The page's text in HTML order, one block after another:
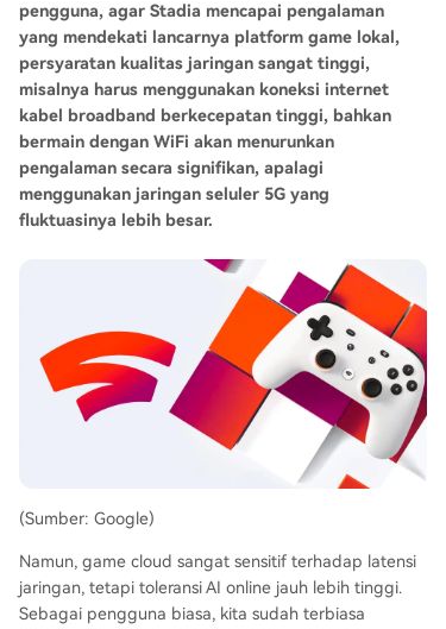
pengguna, agar Stadia mencapai pengalaman
yang mendekati lancarnya platform game lokal,
persyaratan kualitas jaringan sangat tinggi,
misalnya harus menggunakan koneksi internet
kabel broadband berkecepatan tinggi, bahkan
bermain dengan WiFi akan menurunkan
pengalaman secara signifikan, apalagi
menggunakan jaringan seluler 5G yang
fluktuasinya lebih besar.
(Sumber: Google)
Namun, game cloud sangat sensitif terhadap latensi
jaringan, tetapi toleransi AI online jauh lebih tinggi.
Sebagai pengguna biasa, kita sudah terbiasa